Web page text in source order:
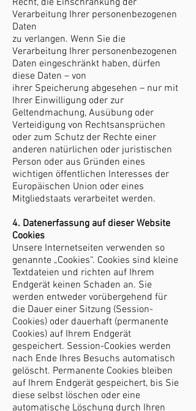
Recht, die Einschränkung der
Verarbeitung Ihrer personenbezogenen
Daten
zu verlangen. Wenn Sie die
Verarbeitung Ihrer personenbezogenen
Daten eingeschränkt haben, dürfen
diese Daten – von
ihrer Speicherung abgesehen – nur mit
Ihrer Einwilligung oder zur
Geltendmachung, Ausübung oder
Verteidigung von Rechtsansprüchen
oder zum Schutz der Rechte einer
anderen natürlichen oder juristischen
Person oder aus Gründen eines
wichtigen öffentlichen Interesses der
Europäischen Union oder eines
Mitgliedstaats verarbeitet werden.
4. Datenerfassung auf dieser Website
Cookies
Unsere Internetseiten verwenden so
genannte „Cookies“. Cookies sind kleine
Textdateien und richten auf Ihrem
Endgerät keinen Schaden an. Sie
werden entweder vorübergehend für
die Dauer einer Sitzung (Session-
Cookies) oder dauerhaft (permanente
Cookies) auf Ihrem Endgerät
gespeichert. Session-Cookies werden
nach Ende Ihres Besuchs automatisch
gelöscht. Permanente Cookies bleiben
auf Ihrem Endgerät gespeichert, bis Sie
diese selbst löschen oder eine
automatische Löschung durch Ihren